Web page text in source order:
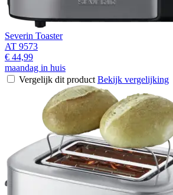
Severin Toaster
AT 9573
€ 44,99
maandag in huis
Vergelijk dit product Bekijk vergelijking